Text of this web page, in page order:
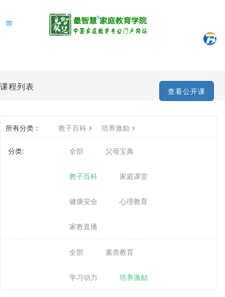
课程列表 查看公开课
所有分类： 教子百科 培养激励
分类: 全部 父母宝典
教子百科 家庭课堂
健康安全 心理教育
家教直播
全部 素质教育
学习动力 培养激励